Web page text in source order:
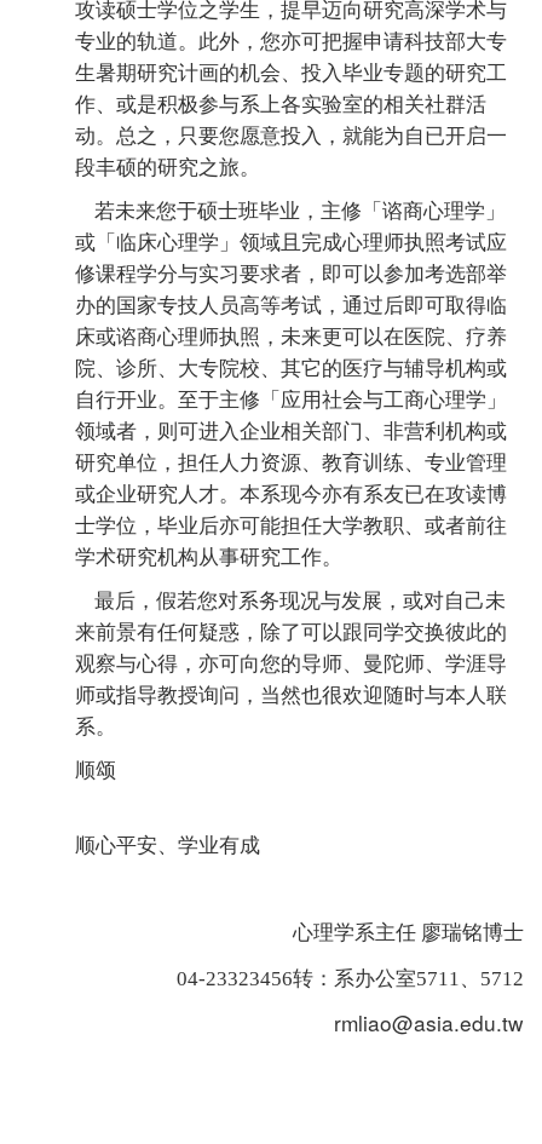
攻读硕士学位之学生，提早迈向研究高深学术与
专业的轨道。此外，您亦可把握申请科技部大专
生暑期研究计画的机会、投入毕业专题的研究工
作、或是积极参与系上各实验室的相关社群活
动。总之，只要您愿意投入，就能为自已开启一
段丰硕的研究之旅。
若未来您于硕士班毕业，主修「谘商心理学」
或「临床心理学」领域且完成心理师执照考试应
修课程学分与实习要求者，即可以参加考选部举
办的国家专技人员高等考试，通过后即可取得临
床或谘商心理师执照，未来更可以在医院、疗养
院、诊所、大专院校、其它的医疗与辅导机构或
自行开业。至于主修「应用社会与工商心理学」
领域者，则可进入企业相关部门、非营利机构或
研究单位，担任人力资源、教育训练、专业管理
或企业研究人才。本系现今亦有系友已在攻读博
士学位，毕业后亦可能担任大学教职、或者前往
学术研究机构从事研究工作。
最后，假若您对系务现况与发展，或对自己未
来前景有任何疑惑，除了可以跟同学交换彼此的
观察与心得，亦可向您的导师、曼陀师、学涯导
师或指导教授询问，当然也很欢迎随时与本人联
系。
顺颂
顺心平安、学业有成
心理学系主任 廖瑞铭博士
04-23323456转：系办公室5711、5712
rmliao@asia.edu.tw